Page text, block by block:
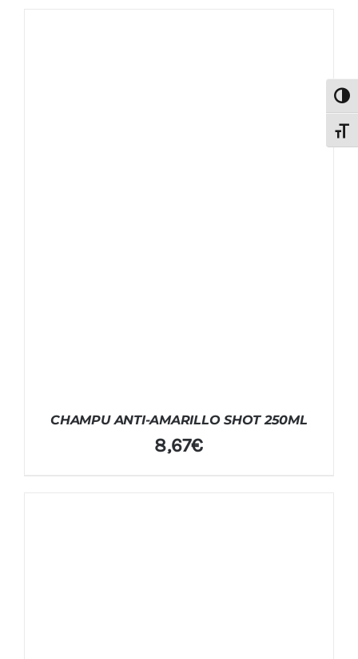
CHAMPU ANTI-AMARILLO SHOT 250ML
8,67€